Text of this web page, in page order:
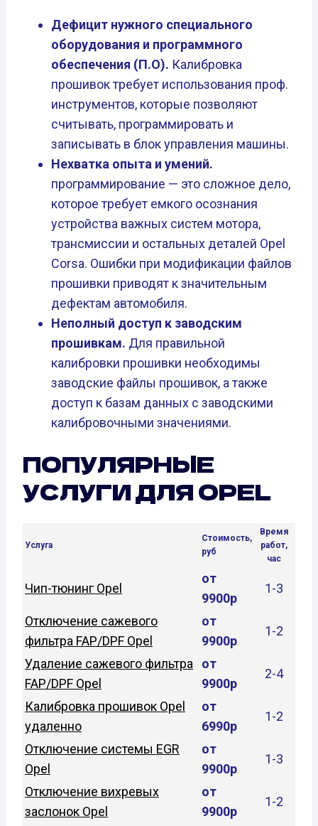
Дефицит нужного специального
оборудования и программного
обеспечения (П.О). Калибровка
прошивок требует использования проф.
инструментов, которые позволяют
считывать, программировать и
записывать в блок управления машины.
Нехватка опыта и умений.
программирование — это сложное дело,
которое требует емкого осознания
устройства важных систем мотора,
трансмиссии и остальных деталей Opel
Corsa. Ошибки при модификации файлов
прошивки приводят к значительным
дефектам автомобиля.
Неполный доступ к заводским
прошивкам. Для правильной
калибровки прошивки необходимы
заводские файлы прошивок, а также
доступ к базам данных с заводскими
калибровочными значениями.
ПОПУЛЯРНЫЕ
УСЛУГИ ДЛЯ OPEL
Услуга
Стоимость,
руб
Время
работ,
час
Чип-тюнинг Opel
от
9900р
1-3
Отключение сажевого
фильтра FAP/DPF Opel
от
9900р
1-2
Удаление сажевого фильтра
FAP/DPF Opel
от
9900р
2-4
Калибровка прошивок Opel
удаленно
от
6990р
1-2
Отключение системы EGR
Opel
от
9900р
1-3
Отключение вихревых
заслонок Opel
от
9900р
1-2